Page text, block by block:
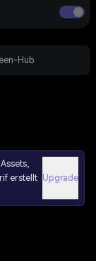
Hub
erstellt Upgrade